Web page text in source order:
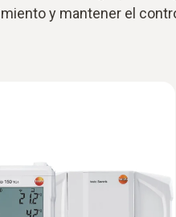
y mantener el